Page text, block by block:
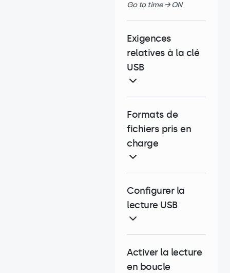
Go to time → ON
Exigences
relatives à la clé
USB
Formats de
fichiers pris en
charge
Configurer la
lecture USB
Activer la lecture
en boucle